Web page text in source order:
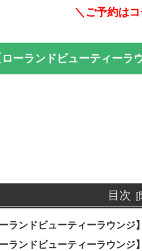
＼ご予約は
ローランドビューティーラ
目次
ーランドビューティーラウンジ
ーランドビューティーラウン